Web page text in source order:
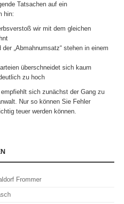
Tatsachen auf ein
hin:
wir mit dem gleichen
„Abmahnumsatz“ stehen in einem
überschneidet sich kaum
zu hoch
sich zunächst der Gang zu
Nur so können Sie Fehler
teuer werden können.
Frommer